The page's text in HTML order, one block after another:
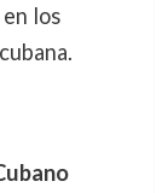
los